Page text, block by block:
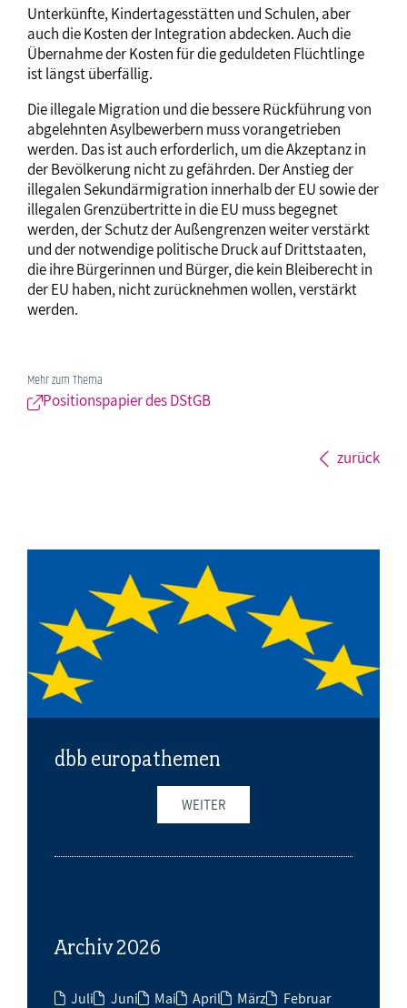
Unterkünfte, Kindertagesstätten und Schulen, aber
auch die Kosten der Integration abdecken. Auch die
Übernahme der Kosten für die geduldeten Flüchtlinge
ist längst überfällig.
Die illegale Migration und die bessere Rückführung von
abgelehnten Asylbewerbern muss vorangetrieben
werden. Das ist auch erforderlich, um die Akzeptanz in
der Bevölkerung nicht zu gefährden. Der Anstieg der
illegalen Sekundärmigration innerhalb der EU sowie der
illegalen Grenzübertritte in die EU muss begegnet
werden, der Schutz der Außengrenzen weiter verstärkt
und der notwendige politische Druck auf Drittstaaten,
die ihre Bürgerinnen und Bürger, die kein Bleiberecht in
der EU haben, nicht zurücknehmen wollen, verstärkt
werden.
Mehr zum Thema
Positionspapier des DStGB
zurück
dbb europathemen
WEITER
Archiv 2026
Juli Juni Mai April März
Februar